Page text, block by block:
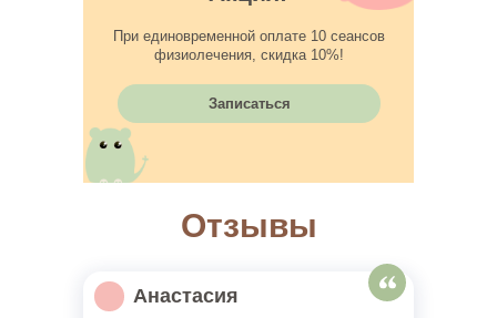
При единовременной оплате 10 сеансов
физиолечения, скидка 10%!
Записаться
Анастасия
Отзывы